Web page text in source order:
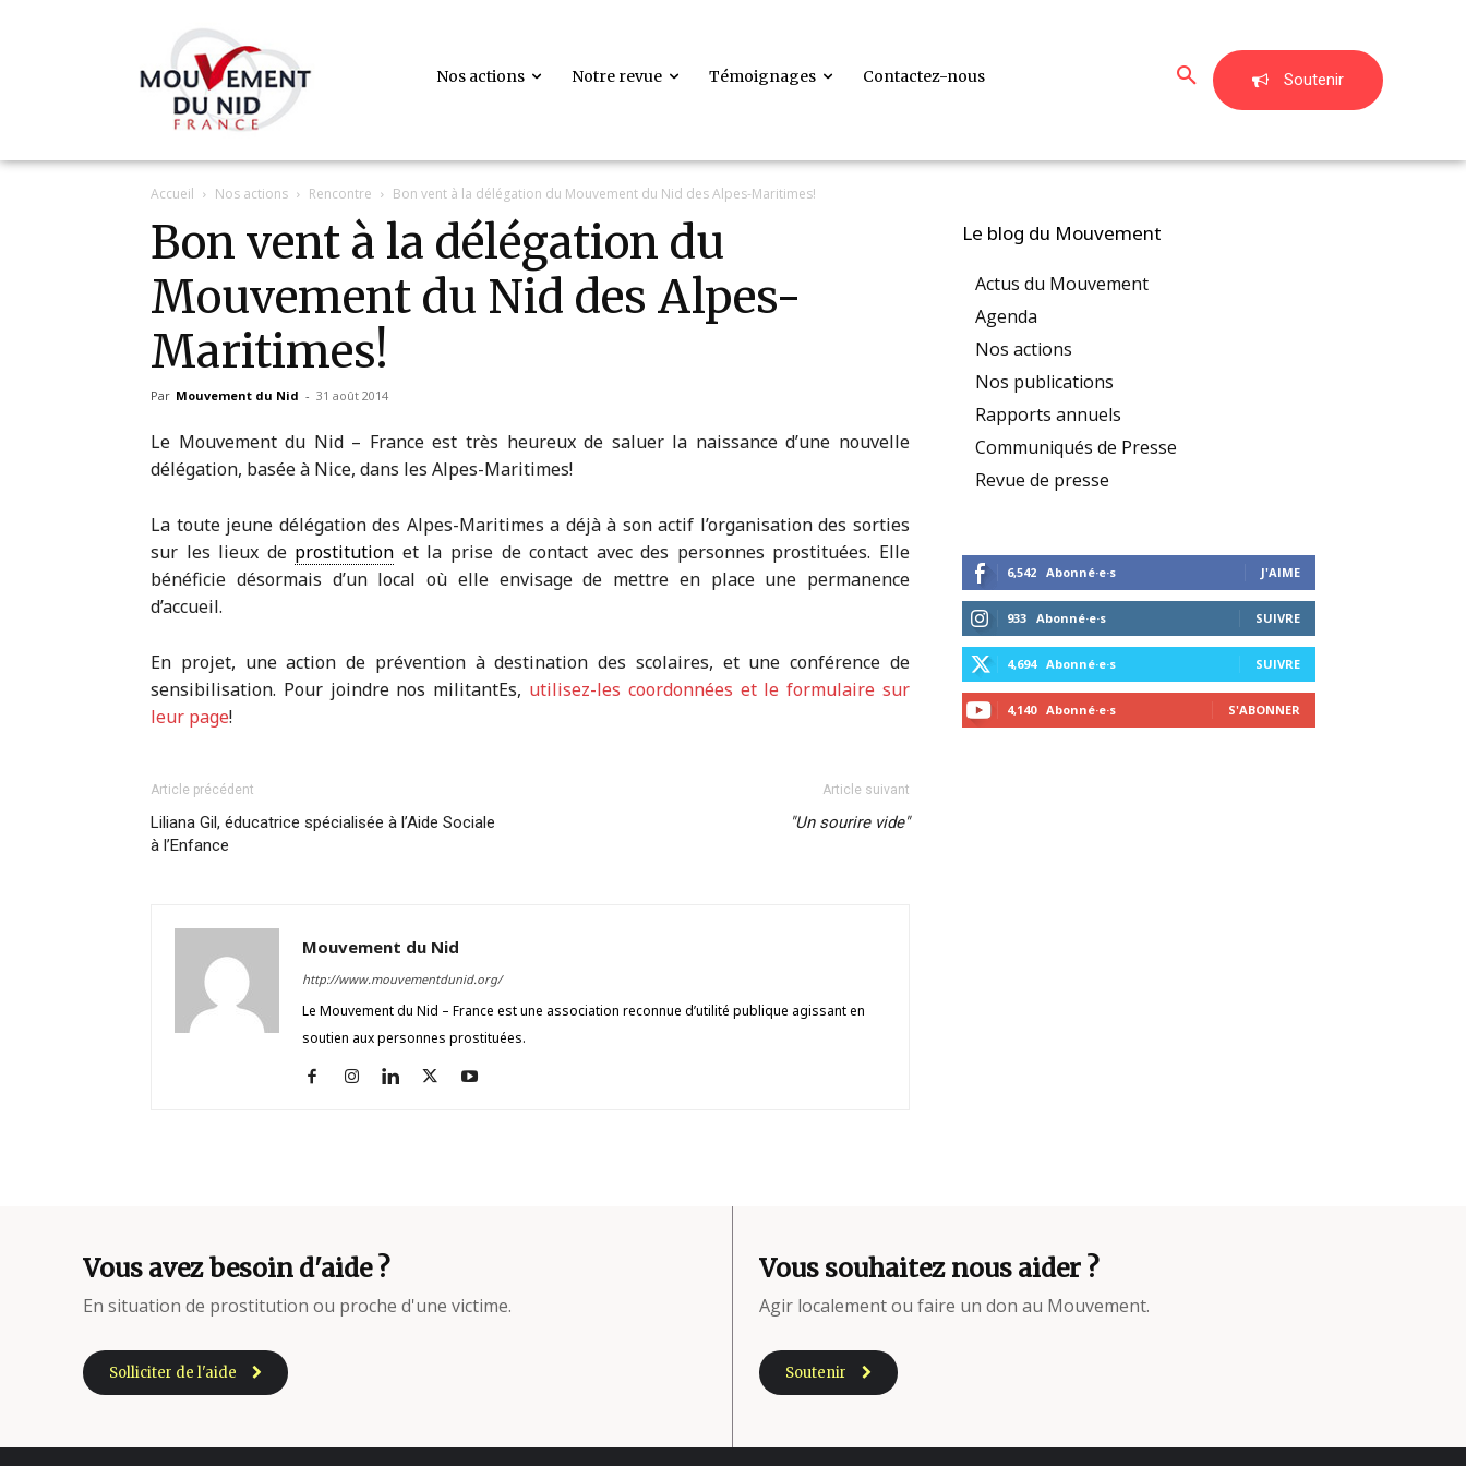
Soutenir
Nos actions Notre revue Témoignages Contactez-nous
Accueil Nos actions Rencontre Bon vent à la délégation du Mouvement du Nid des Alpes-Maritimes!
Bon vent à la délégation du
Mouvement du Nid des Alpes-
Maritimes!
Par Mouvement du Nid - 31 août 2014
Le Mouvement du Nid – France est très heureux de saluer la naissance d’une nouvelle
délégation, basée à Nice, dans les Alpes-Maritimes!
La toute jeune délégation des Alpes-Maritimes a déjà à son actif l’organisation des sorties
sur les lieux de prostitution et la prise de contact avec des personnes prostituées. Elle
bénéficie désormais d’un local où elle envisage de mettre en place une permanence
d’accueil.
En projet, une action de prévention à destination des scolaires, et une conférence de
sensibilisation. Pour joindre nos militantEs, utilisez-les coordonnées et le formulaire sur
leur page!
Article précédent
Liliana Gil, éducatrice spécialisée à l’Aide Sociale
à l’Enfance
Article suivant
Un sourire vide
Mouvement du Nid
http://www.mouvementdunid.org/
Le Mouvement du Nid – France est une association reconnue d’utilité publique agissant en
soutien aux personnes prostituées.
Le blog du Mouvement
Actus du Mouvement
Agenda
Nos actions
Nos publications
Rapports annuels
Communiqués de Presse
Revue de presse
6,542 Abonné·e·s J'AIME
933 Abonné·e·s SUIVRE
4,694 Abonné·e·s SUIVRE
4,140 Abonné·e·s S'ABONNER
Vous avez besoin d'aide ?
En situation de prostitution ou proche d'une victime.
Solliciter de l'aide
Vous souhaitez nous aider ?
Agir localement ou faire un don au Mouvement.
Soutenir